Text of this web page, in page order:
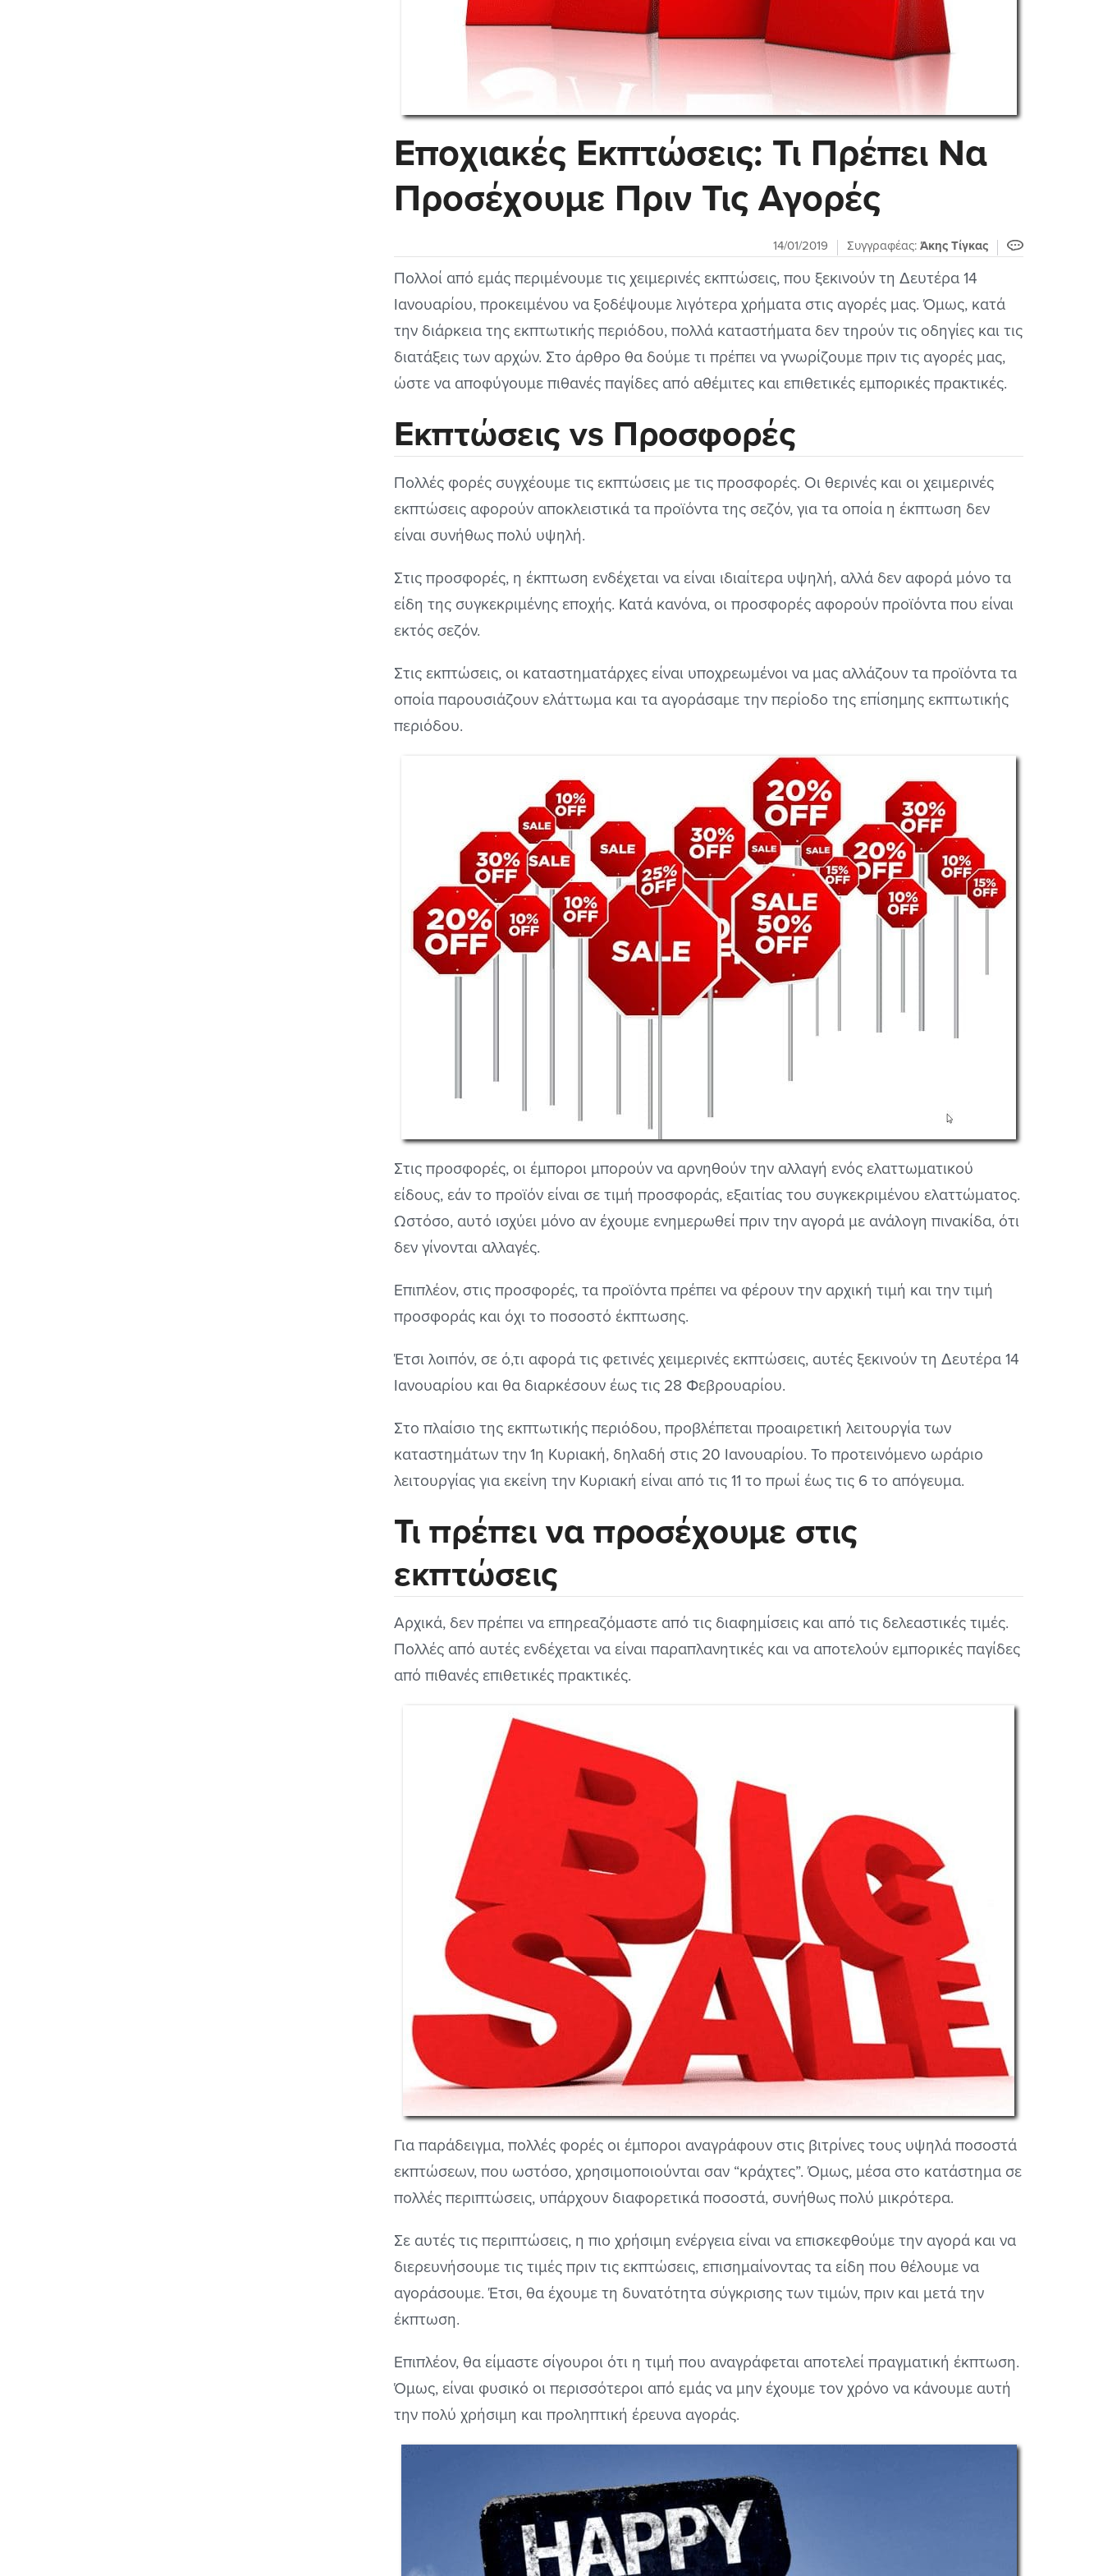
Εποχιακές Εκπτώσεις: Τι Πρέπει Να
Προσέχουμε Πριν Τις Αγορές
14/01/2019 Συγγραφέας: Άκης Τίγκας
Πολλοί από εμάς περιμένουμε τις χειμερινές εκπτώσεις, που ξεκινούν τη Δευτέρα 14
Ιανουαρίου, προκειμένου να ξοδέψουμε λιγότερα χρήματα στις αγορές μας. Όμως, κατά
την διάρκεια της εκπτωτικής περιόδου, πολλά καταστήματα δεν τηρούν τις οδηγίες και τις
διατάξεις των αρχών. Στο άρθρο θα δούμε τι πρέπει να γνωρίζουμε πριν τις αγορές μας,
ώστε να αποφύγουμε πιθανές παγίδες από αθέμιτες και επιθετικές εμπορικές πρακτικές.
Εκπτώσεις vs Προσφορές
Πολλές φορές συγχέουμε τις εκπτώσεις με τις προσφορές. Οι θερινές και οι χειμερινές
εκπτώσεις αφορούν αποκλειστικά τα προϊόντα της σεζόν, για τα οποία η έκπτωση δεν
είναι συνήθως πολύ υψηλή.
Στις προσφορές, η έκπτωση ενδέχεται να είναι ιδιαίτερα υψηλή, αλλά δεν αφορά μόνο τα
είδη της συγκεκριμένης εποχής. Κατά κανόνα, οι προσφορές αφορούν προϊόντα που είναι
εκτός σεζόν.
Στις εκπτώσεις, οι καταστηματάρχες είναι υποχρεωμένοι να μας αλλάζουν τα προϊόντα τα
οποία παρουσιάζουν ελάττωμα και τα αγοράσαμε την περίοδο της επίσημης εκπτωτικής
περιόδου.
Στις προσφορές, οι έμποροι μπορούν να αρνηθούν την αλλαγή ενός ελαττωματικού
είδους, εάν το προϊόν είναι σε τιμή προσφοράς, εξαιτίας του συγκεκριμένου ελαττώματος.
Ωστόσο, αυτό ισχύει μόνο αν έχουμε ενημερωθεί πριν την αγορά με ανάλογη πινακίδα, ότι
δεν γίνονται αλλαγές.
Επιπλέον, στις προσφορές, τα προϊόντα πρέπει να φέρουν την αρχική τιμή και την τιμή
προσφοράς και όχι το ποσοστό έκπτωσης.
Έτσι λοιπόν, σε ό,τι αφορά τις φετινές χειμερινές εκπτώσεις, αυτές ξεκινούν τη Δευτέρα 14
Ιανουαρίου και θα διαρκέσουν έως τις 28 Φεβρουαρίου.
Στο πλαίσιο της εκπτωτικής περιόδου, προβλέπεται προαιρετική λειτουργία των
καταστημάτων την 1η Κυριακή, δηλαδή στις 20 Ιανουαρίου. Το προτεινόμενο ωράριο
λειτουργίας για εκείνη την Κυριακή είναι από τις 11 το πρωί έως τις 6 το απόγευμα.
Τι πρέπει να προσέχουμε στις
εκπτώσεις
Αρχικά, δεν πρέπει να επηρεαζόμαστε από τις διαφημίσεις και από τις δελεαστικές τιμές.
Πολλές από αυτές ενδέχεται να είναι παραπλανητικές και να αποτελούν εμπορικές παγίδες
από πιθανές επιθετικές πρακτικές.
Για παράδειγμα, πολλές φορές οι έμποροι αναγράφουν στις βιτρίνες τους υψηλά ποσοστά
εκπτώσεων, που ωστόσο, χρησιμοποιούνται σαν “κράχτες”. Όμως, μέσα στο κατάστημα σε
πολλές περιπτώσεις, υπάρχουν διαφορετικά ποσοστά, συνήθως πολύ μικρότερα.
Σε αυτές τις περιπτώσεις, η πιο χρήσιμη ενέργεια είναι να επισκεφθούμε την αγορά και να
διερευνήσουμε τις τιμές πριν τις εκπτώσεις, επισημαίνοντας τα είδη που θέλουμε να
αγοράσουμε. Έτσι, θα έχουμε τη δυνατότητα σύγκρισης των τιμών, πριν και μετά την
έκπτωση.
Επιπλέον, θα είμαστε σίγουροι ότι η τιμή που αναγράφεται αποτελεί πραγματική έκπτωση.
Όμως, είναι φυσικό οι περισσότεροι από εμάς να μην έχουμε τον χρόνο να κάνουμε αυτή
την πολύ χρήσιμη και προληπτική έρευνα αγοράς.